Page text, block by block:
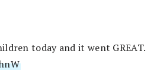
today and it went GREAT.